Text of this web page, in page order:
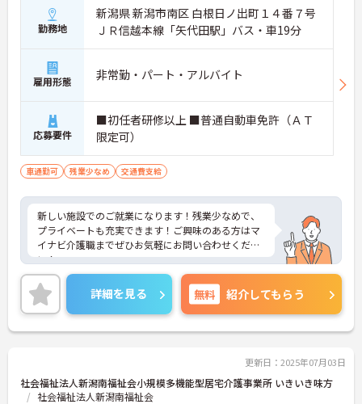
勤務地
新潟県 新潟市南区 白根日ノ出町１４番７号
ＪＲ信越本線「矢代田駅」バス・車19分
雇用形態 非常勤・パート・アルバイト
応募要件
■初任者研修以上 ■普通自動車免許（ＡＴ
限定可）
車通勤可 残業少なめ 交通費支給
新しい施設でのご就業になります！残業少なめで、
プライベートも充実できます！ご興味のある方はマ
イナビ介護職までぜひお気軽にお問い合わせくださ
い！
詳細を見る 無料 紹介してもらう
更新日：2025年07月03日
社会福祉法人新潟南福祉会小規模多機能型居宅介護事業所 いきいき味方
社会福祉法人新潟南福祉会